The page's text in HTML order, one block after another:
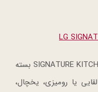
در مجموعه آشپزخانه توکار SIGNATURE KITCHEN SUITE بسته
یا رومیزی، یخچال،